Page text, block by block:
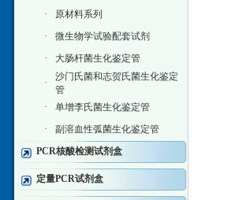
·
原材料系列
·
微生物学试验配套试剂
·
大肠杆菌生化鉴定管
·
沙门氏菌和志贺氏菌生化鉴定
管
·
单增李氏菌生化鉴定管
·
副溶血性弧菌生化鉴定管
PCR核酸检测试剂盒
定量PCR试剂盒